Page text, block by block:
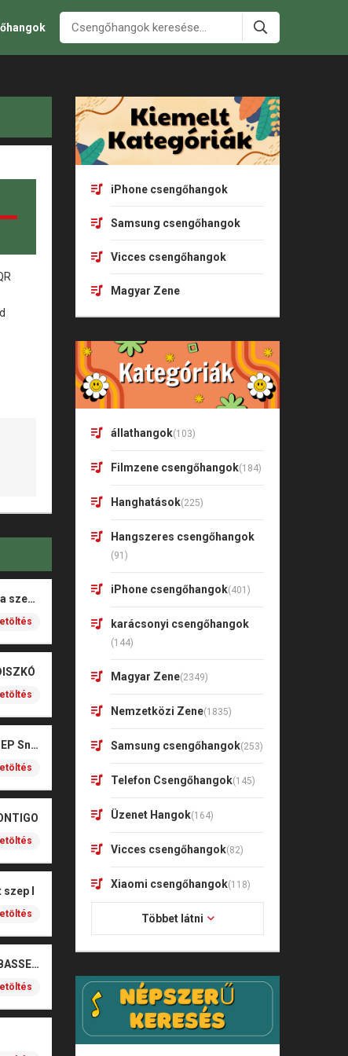
Rigó Mónika – Barna a szeme
Kharagoz- Két végén EP Snitt
I
SOBEL – BOŻE (NOIZBASSES REMIX)
iPhone csengőhangok
Samsung csengőhangok
Vicces csengőhangok
Magyar Zene
állathangok(103)
Filmzene csengőhangok(184)
Hanghatások(225)
Hangszeres csengőhangok
(91)
iPhone csengőhangok(401)
karácsonyi csengőhangok
(144)
Magyar Zene(2349)
Nemzetközi Zene(1835)
Samsung csengőhangok(253)
Telefon Csengőhangok(145)
Üzenet Hangok(164)
Vicces csengőhangok(82)
Xiaomi csengőhangok(118)
Többet látni